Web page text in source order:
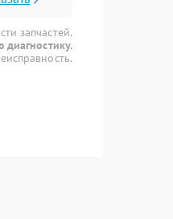
запчастей.
диагностику.